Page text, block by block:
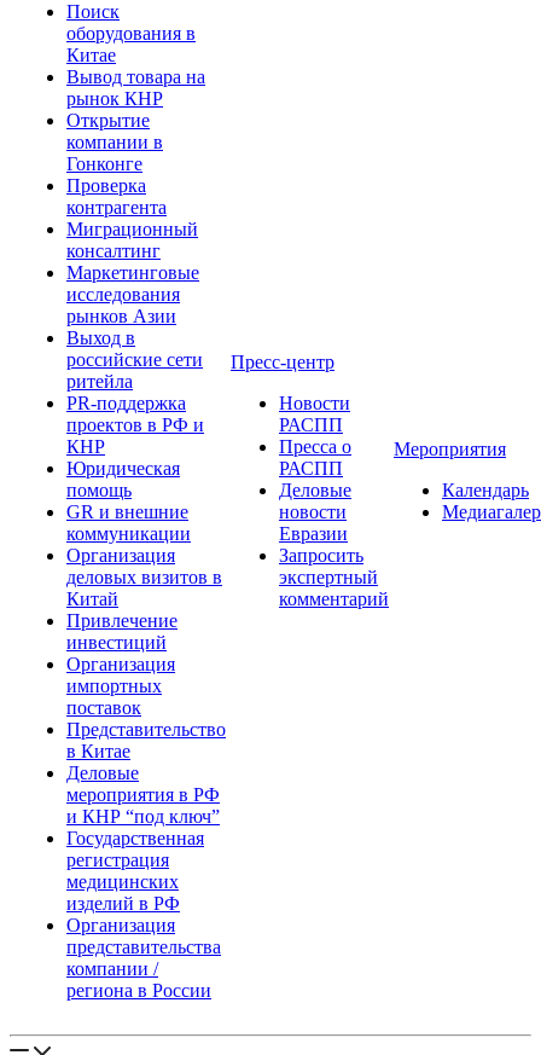
Поиск
оборудования в
Китае
Вывод товара на
рынок КНР
Открытие
компании в
Гонконге
Проверка
контрагента
Миграционный
консалтинг
Маркетинговые
исследования
рынков Азии
Выход в
российские сети
ритейла
PR-поддержка
проектов в РФ и
КНР
Юридическая
помощь
GR и внешние
коммуникации
Организация
деловых визитов в
Китай
Привлечение
инвестиций
Организация
импортных
поставок
Представительство
в Китае
Деловые
мероприятия в РФ
и КНР “под ключ”
Государственная
регистрация
медицинских
изделий в РФ
Организация
представительства
компании /
региона в России
Пресс-центр
Новости
РАСПП
Пресса о
РАСПП
Деловые
новости
Евразии
Запросить
экспертный
комментарий
Мероприятия
Календарь